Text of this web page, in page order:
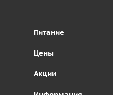
Питание
Цены
Акции